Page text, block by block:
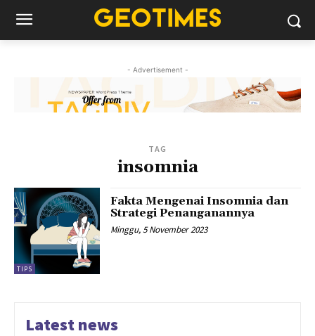
- Advertisement -
TAG
insomnia
TIPS
Fakta Mengenai Insomnia dan
Strategi Penanganannya
Minggu, 5 November 2023
Latest news